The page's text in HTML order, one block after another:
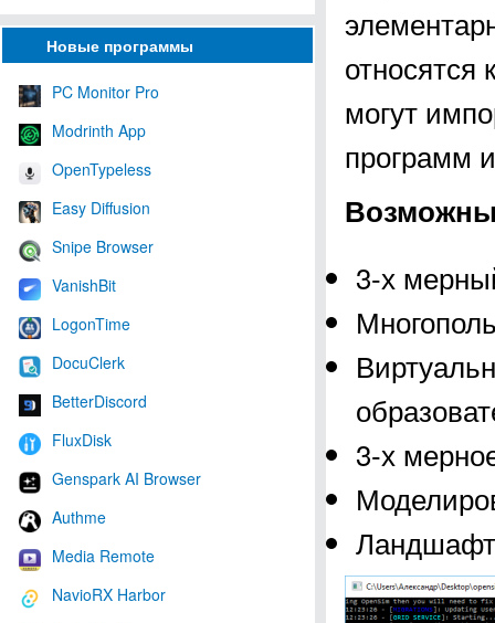
Новые программы
PC Monitor Pro
Modrinth App
OpenTypeless
Easy Diffusion
Snipe Browser
VanishBit
LogonTime
DocuClerk
BetterDiscord
FluxDisk
Genspark AI Browser
Authme
Media Remote
NavioRX Harbor
могут
программ
3-х
3-х